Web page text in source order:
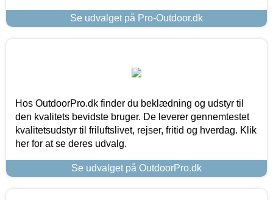
Se udvalget på Pro-Outdoor.dk
Hos OutdoorPro.dk finder du beklædning og udstyr til
den kvalitets bevidste bruger. De leverer gennemtestet
kvalitetsudstyr til friluftslivet, rejser, fritid og hverdag. Klik
her for at se deres udvalg.
Se udvalget på OutdoorPro.dk